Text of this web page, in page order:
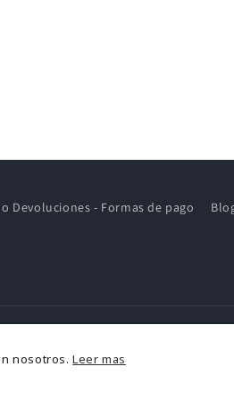
Devoluciones - Formas de pago
nosotros. Leer mas